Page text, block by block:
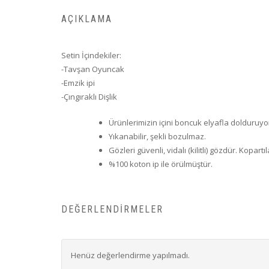
AÇIKLAMA
Setin İçindekiler:
-Tavşan Oyuncak
-Emzik ipi
-Çıngıraklı Dişlik
Ürünlerimizin içini boncuk elyafla
Yıkanabilir, şekli bozulmaz.
Gözleri güvenli, vidalı (kilitli) gözdür.
%100 koton ip ile örülmüştür.
DEĞERLENDIRMELER
Henüz değerlendirme yapılmadı.